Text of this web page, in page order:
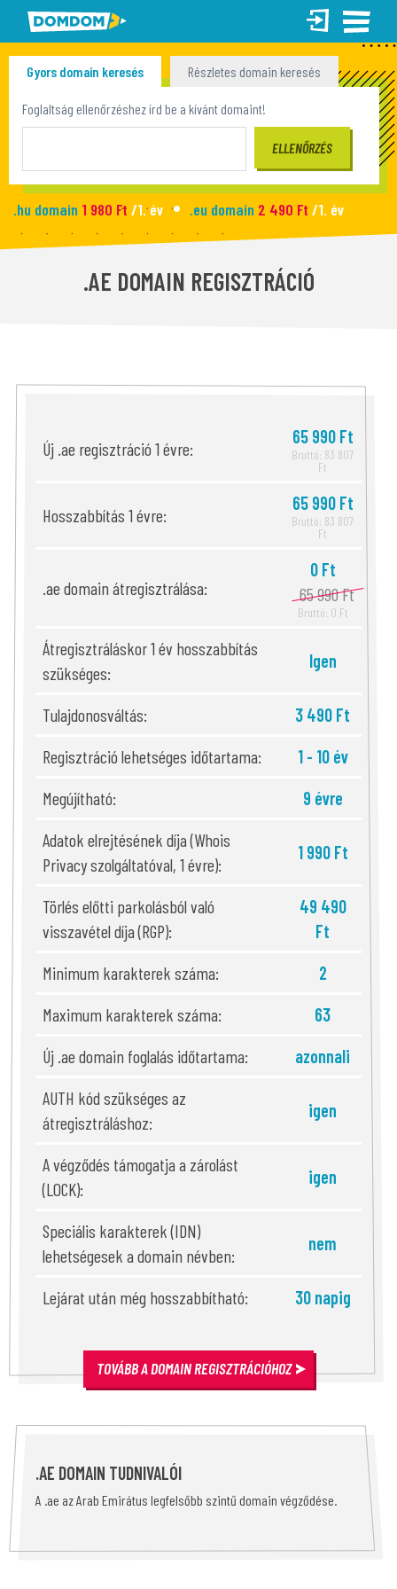
Gyors domain keresés
Részletes domain keresés
Tömeges domain keresés
Foglaltság ellenőrzéshez írd be a kívánt domaint!
.hu domain 1 980 Ft /1. év .eu domain 2 490 Ft /1. év
.site domain990 Ft/1. év .fun domain1 090 Ft/1. év
2 990 Ft/hó
.AE DOMAIN REGISZTRÁCIÓ
Új .ae regisztráció 1 évre:
65 990 Ft
Bruttó: 83 807
Ft
Hosszabbítás 1 évre:
65 990 Ft
Bruttó: 83 807
Ft
.ae domain átregisztrálása:
0 Ft
65 990 Ft
Bruttó: 0 Ft
Átregisztráláskor 1 év hosszabbítás
szükséges:
Igen
Tulajdonosváltás:
3 490 Ft
Regisztráció lehetséges időtartama:
1 - 10 év
Megújítható:
9 évre
Adatok elrejtésének díja (Whois
Privacy szolgáltatóval, 1 évre):
1 990 Ft
Törlés előtti parkolásból való
visszavétel díja (RGP):
49 490
Ft
Minimum karakterek száma:
2
Maximum karakterek száma:
63
Új .ae domain foglalás időtartama:
azonnali
AUTH kód szükséges az
átregisztráláshoz:
igen
A végződés támogatja a zárolást
(LOCK):
igen
Speciális karakterek (IDN)
lehetségesek a domain névben:
nem
Lejárat után még hosszabbítható: 30 napig
TOVÁBB A DOMAIN REGISZTRÁCIÓHOZ
.AE DOMAIN TUDNIVALÓI
A .ae az Arab Emirátus legfelsőbb szintű domain végződése.